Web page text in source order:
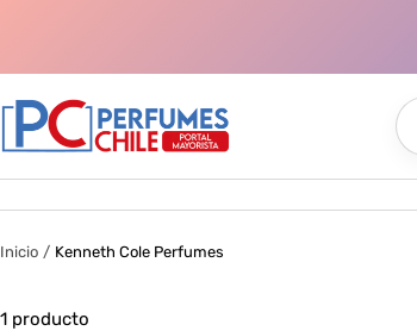
contenido
Perfumes
Chile
Inicio Kenneth Cole Perfumes
1 producto